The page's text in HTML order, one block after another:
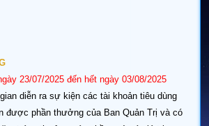
23/07/2025 đến hết ngày 03/08/2025
diễn ra sự kiện các tài khoản tiêu dùng
được phần thưởng của Ban Quản Trị và có